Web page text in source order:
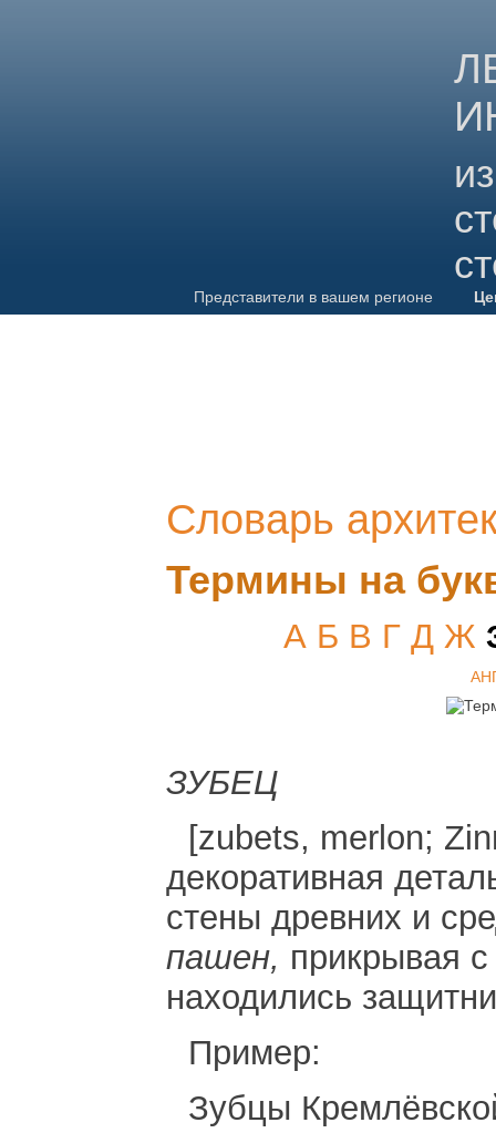
Представители в вашем регионе
Словарь
Термины на
А Б В Г Д Ж
ЗУБЕЦ
[zubets, merlon;
декоративная
стены древних и
пашен, прикрывая
находились
Пример:
Зубцы